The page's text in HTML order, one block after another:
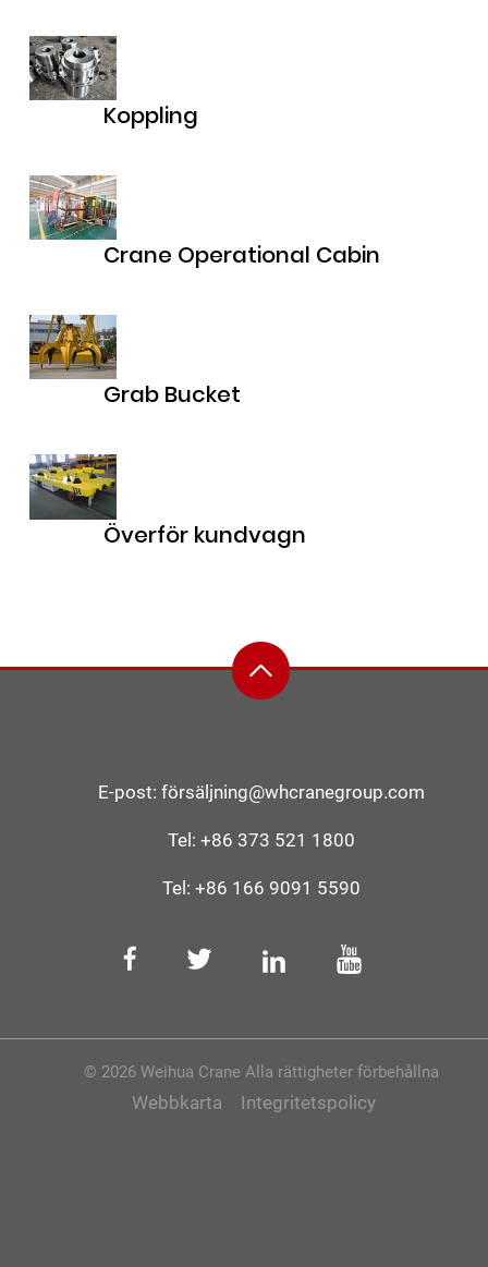
Koppling
Crane Operational Cabin
Grab Bucket
Överför kundvagn
E-post: försäljning@whcranegroup.com
Tel: +86 373 521 1800
Tel: +86 166 9091 5590
© 2026 Weihua Crane Alla rättigheter förbehållna
Webbkarta Integritetspolicy